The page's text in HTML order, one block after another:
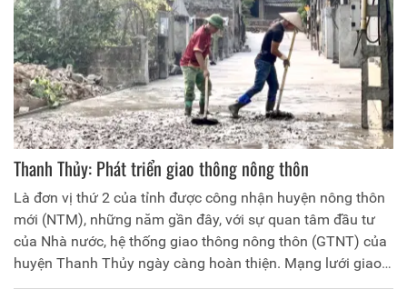
Thanh Thủy: Phát triển giao thông nông thôn
Là đơn vị thứ 2 của tỉnh được công nhận huyện nông thôn
mới (NTM), những năm gần đây, với sự quan tâm đầu tư
của Nhà nước, hệ thống giao thông nông thôn (GTNT) của
huyện Thanh Thủy ngày càng hoàn thiện. Mạng lưới giao
thông được mở rộng, các tuyến đường từng bước được cải